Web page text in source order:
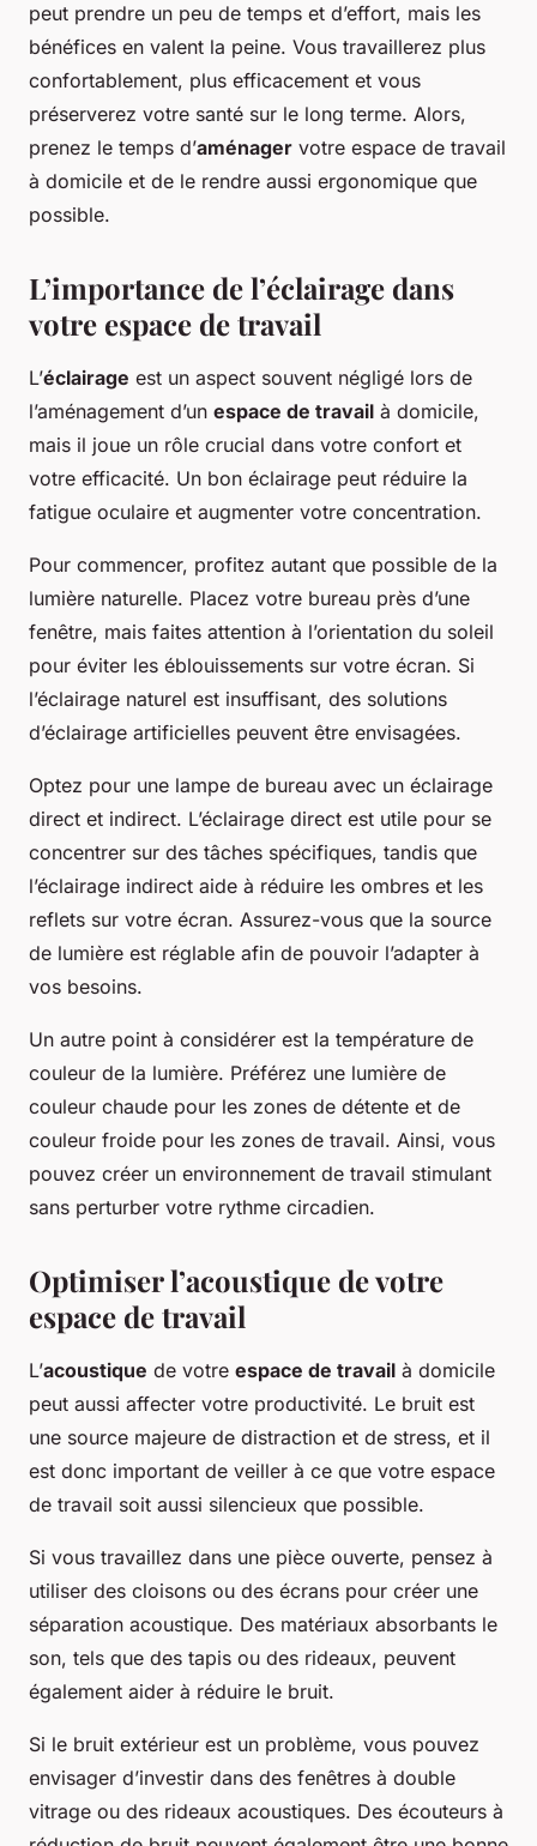
peut prendre un peu de temps et d’effort, mais les
bénéfices en valent la peine. Vous travaillerez plus
confortablement, plus efficacement et vous
préserverez votre santé sur le long terme. Alors,
prenez le temps d’aménager votre espace de travail
à domicile et de le rendre aussi ergonomique que
possible.
L’importance de l’éclairage dans
votre espace de travail
L’éclairage est un aspect souvent négligé lors de
l’aménagement d’un espace de travail à domicile,
mais il joue un rôle crucial dans votre confort et
votre efficacité. Un bon éclairage peut réduire la
fatigue oculaire et augmenter votre concentration.
Pour commencer, profitez autant que possible de la
lumière naturelle. Placez votre bureau près d’une
fenêtre, mais faites attention à l’orientation du soleil
pour éviter les éblouissements sur votre écran. Si
l’éclairage naturel est insuffisant, des solutions
d’éclairage artificielles peuvent être envisagées.
Optez pour une lampe de bureau avec un éclairage
direct et indirect. L’éclairage direct est utile pour se
concentrer sur des tâches spécifiques, tandis que
l’éclairage indirect aide à réduire les ombres et les
reflets sur votre écran. Assurez-vous que la source
de lumière est réglable afin de pouvoir l’adapter à
vos besoins.
Un autre point à considérer est la température de
couleur de la lumière. Préférez une lumière de
couleur chaude pour les zones de détente et de
couleur froide pour les zones de travail. Ainsi, vous
pouvez créer un environnement de travail stimulant
sans perturber votre rythme circadien.
Optimiser l’acoustique de votre
espace de travail
L’acoustique de votre espace de travail à domicile
peut aussi affecter votre productivité. Le bruit est
une source majeure de distraction et de stress, et il
est donc important de veiller à ce que votre espace
de travail soit aussi silencieux que possible.
Si vous travaillez dans une pièce ouverte, pensez à
utiliser des cloisons ou des écrans pour créer une
séparation acoustique. Des matériaux absorbants le
son, tels que des tapis ou des rideaux, peuvent
également aider à réduire le bruit.
Si le bruit extérieur est un problème, vous pouvez
envisager d’investir dans des fenêtres à double
vitrage ou des rideaux acoustiques. Des écouteurs à